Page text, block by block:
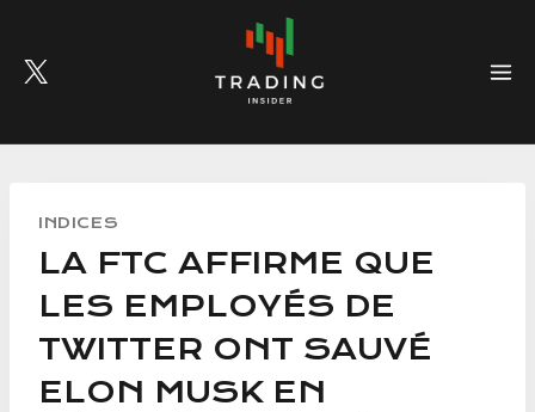
content
INDICES
LA FTC AFFIRME QUE
LES EMPLOYÉS DE
TWITTER ONT SAUVÉ
ELON MUSK EN